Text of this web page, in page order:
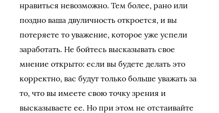
нравиться невозможно. Тем более, рано или
поздно ваша двуличность откроется, и вы
потеряете то уважение, которое уже успели
заработать. Не бойтесь высказывать свое
мнение открыто: если вы будете делать это
корректно, вас будут только больше уважать за
то, что вы имеете свою точку зрения и
высказываете ее. Но при этом не отстаивайте